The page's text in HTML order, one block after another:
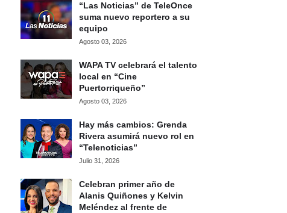
“Las Noticias” de TeleOnce
suma nuevo reportero a su
equipo
Agosto 03, 2026
WAPA TV celebrará el talento
local en “Cine
Puertorriqueño”
Agosto 03, 2026
Hay más cambios: Grenda
Rivera asumirá nuevo rol en
“Telenoticias”
Julio 31, 2026
Celebran primer año de
Alanis Quiñones y Kelvin
Meléndez al frente de